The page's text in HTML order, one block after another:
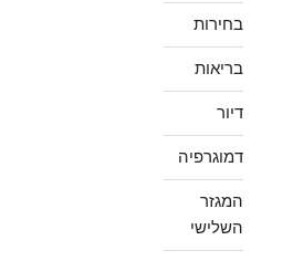
בחירות
בריאות
דיור
דמוגרפיה
המגזר
השלישי